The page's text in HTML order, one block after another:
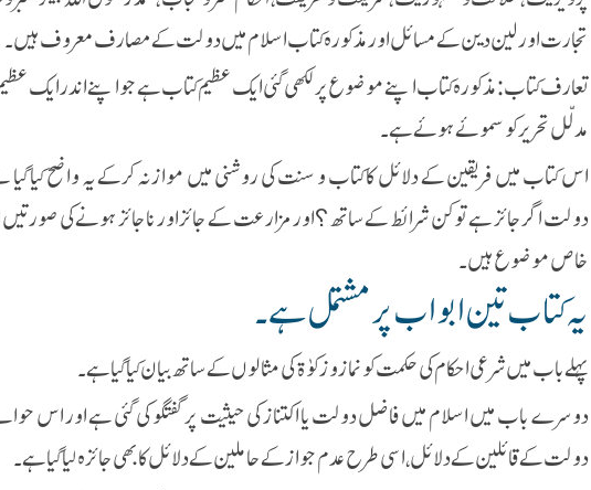
تجارت اور لین دین کے مسائل اور مذکورہ کتاب اسلام میں دولت کے مصارف معروف ہیں ۔
تعارف کتاب :مذکورہ کتاب اپنے موضوع پر لکھی گئی ایک عظیم کتاب ہے جو اپنے اندر ایک
مدلّل تحریر کو سموئے ہوئے ہے۔
اس کتاب میں فریقین کے دلائل کا کتاب و سنت کی روشنی میں موازنہ کرکے یہ واضح کیا
دولت اگر جائز ہے تو کن شرائط کے ساتھ؟اور مزارعت کے جائز اور ناجائز ہونے کی
خاص موضوع ہیں ۔
یہ کتاب تین ابواب پر مشتمل ہے ۔
پہلے باب میں شرعی احکام کی حکمت کو نماز و زکوٰۃ کی مثالوں کے ساتھ بیان کیا گیا ہے ۔
دوسرے باب میں اسلام میں فاضل دولت یا اکتناز کی حیثیت پر گفتگو کی گئی ہے اور اس
دولت کے قائلین کے دلائل، اسی طرح عدم جواز کے حاملین کے دلائل کا بھی جائزہ لیا گیا ہے ۔